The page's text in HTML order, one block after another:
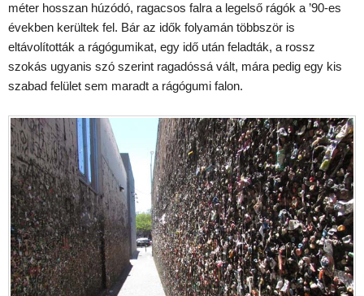
méter hosszan húzódó, ragacsos falra a legelső rágók a ’90-es
években kerültek fel. Bár az idők folyamán többször is
eltávolították a rágógumikat, egy idő után feladták, a rossz
szokás ugyanis szó szerint ragadóssá vált, mára pedig egy kis
szabad felület sem maradt a rágógumi falon.